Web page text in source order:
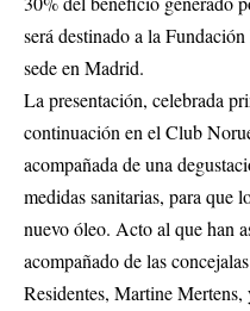
será destinado a la
sede en Madrid.
La presentación, celebrada
continuación en el Club
acompañada de una
medidas sanitarias, para que
nuevo óleo. Acto al que han
acompañado de las
Residentes, Martine